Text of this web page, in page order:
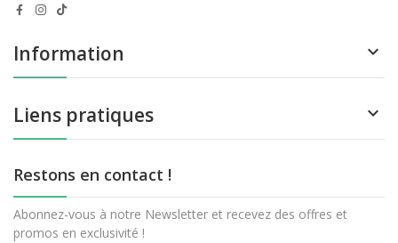
Information 
Liens pratiques 
Restons en contact !
Abonnez-vous à notre Newsletter et recevez des offres et
promos en exclusivité !